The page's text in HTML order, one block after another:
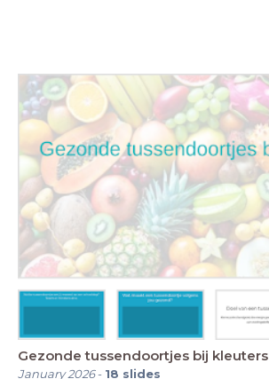
Gezonde tussendoortjes bij kleuters
January 2026- 18 slides